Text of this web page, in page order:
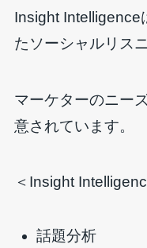
Insight Intelligence
たソーシャルリス
マーケターのニー
意されています。
＜Insight
話題分析